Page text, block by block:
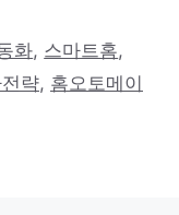
화, 스마트홈,
략, 홈오토메이